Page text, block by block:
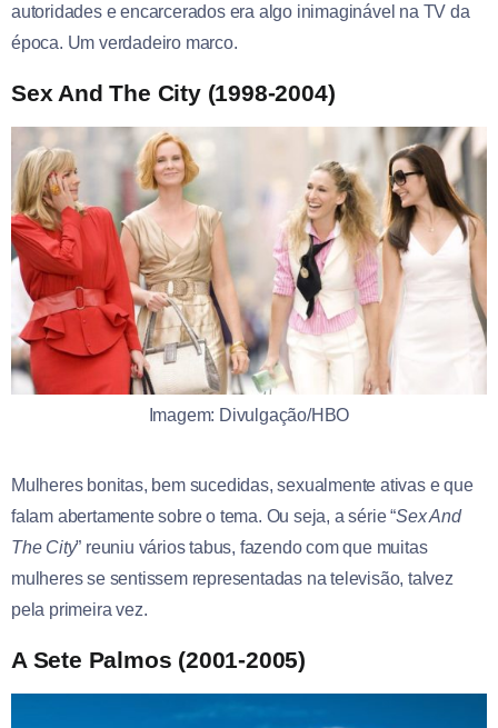
autoridades e encarcerados era algo inimaginável na TV da
época. Um verdadeiro marco.
Sex And The City (1998-2004)
Imagem: Divulgação/HBO
Mulheres bonitas, bem sucedidas, sexualmente ativas e que
falam abertamente sobre o tema. Ou seja, a série “Sex And
The City” reuniu vários tabus, fazendo com que muitas
mulheres se sentissem representadas na televisão, talvez
pela primeira vez.
A Sete Palmos (2001-2005)